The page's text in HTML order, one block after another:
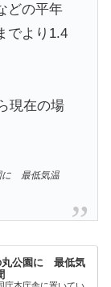
どの平年
でより1.4
現在の場
に 最低気温
丸公園に 最低気